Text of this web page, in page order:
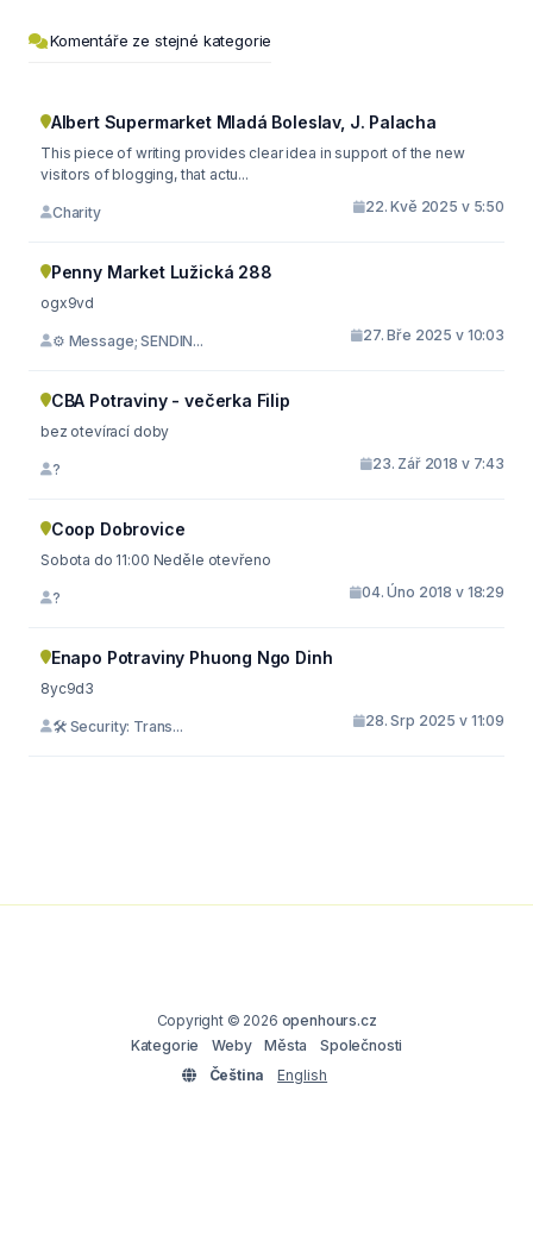
Komentáře ze stejné kategorie
Albert Supermarket Mladá Boleslav, J. Palacha
This piece of writing provides clear idea in support of the new
visitors of blogging, that actu...
Charity 22. Kvě 2025 v 5:50
Penny Market Lužická 288
ogx9vd
⚙ Message; SENDIN... 27. Bře 2025 v 10:03
CBA Potraviny - večerka Filip
bez otevírací doby
? 23. Zář 2018 v 7:43
Coop Dobrovice
Sobota do 11:00 Neděle otevřeno
? 04. Úno 2018 v 18:29
Enapo Potraviny Phuong Ngo Dinh
8yc9d3
🛠 Security: Trans... 28. Srp 2025 v 11:09
Copyright © 2026 openhours.cz
Kategorie
Weby Města
Společnosti
Čeština
English